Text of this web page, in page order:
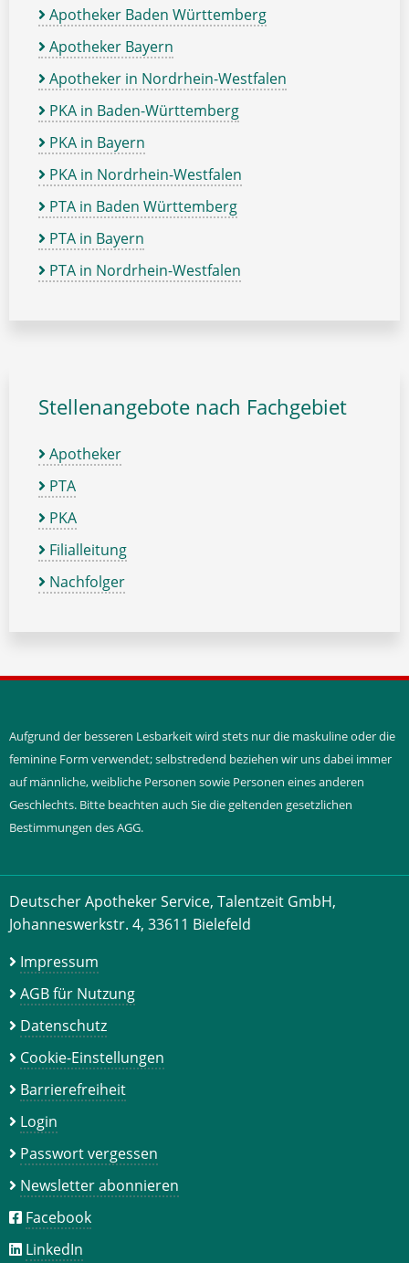
Apotheker Baden Württemberg
Apotheker Bayern
Apotheker in Nordrhein-Westfalen
PKA in Baden-Württemberg
PKA in Bayern
PKA in Nordrhein-Westfalen
PTA in Baden Württemberg
PTA in Bayern
PTA in Nordrhein-Westfalen
Stellenangebote nach Fachgebiet
Apotheker
PTA
PKA
Filialleitung
Nachfolger
Aufgrund der besseren Lesbarkeit wird stets nur die maskuline oder die
feminine Form verwendet; selbstredend beziehen wir uns dabei immer
auf männliche, weibliche Personen sowie Personen eines anderen
Geschlechts. Bitte beachten auch Sie die geltenden gesetzlichen
Bestimmungen des AGG.
Deutscher Apotheker Service, Talentzeit GmbH,
Johanneswerkstr. 4, 33611 Bielefeld
Impressum
AGB für Nutzung
Datenschutz
Cookie-Einstellungen
Barrierefreiheit
Login
Passwort vergessen
Newsletter abonnieren
Facebook
LinkedIn